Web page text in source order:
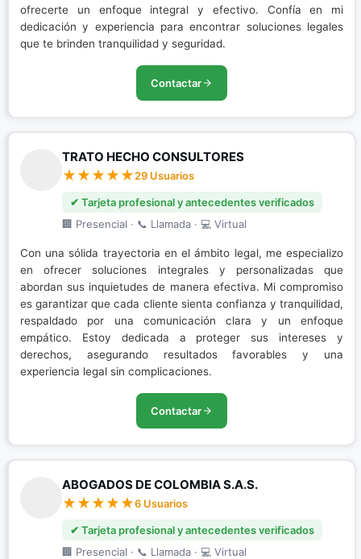
ofrecerte un enfoque integral y efectivo. Confía en mi
dedicación y experiencia para encontrar soluciones legales
que te brinden tranquilidad y seguridad.
Contactar
TRATO HECHO CONSULTORES
29 Usuarios
✔ Tarjeta profesional y antecedentes verificados
🏢 Presencial · 📞 Llamada · 💻 Virtual
Con una sólida trayectoria en el ámbito legal, me especializo
en ofrecer soluciones integrales y personalizadas que
abordan sus inquietudes de manera efectiva. Mi compromiso
es garantizar que cada cliente sienta confianza y tranquilidad,
respaldado por una comunicación clara y un enfoque
empático. Estoy dedicada a proteger sus intereses y
derechos, asegurando resultados favorables y una
experiencia legal sin complicaciones.
Contactar
ABOGADOS DE COLOMBIA S.A.S.
6 Usuarios
✔ Tarjeta profesional y antecedentes verificados
🏢 Presencial · 📞 Llamada · 💻 Virtual